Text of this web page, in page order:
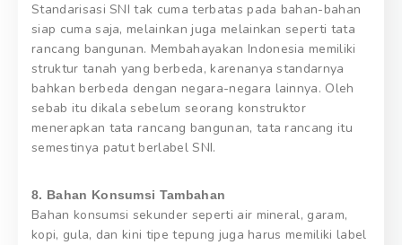
Standarisasi SNI tak cuma terbatas pada bahan-bahan
siap cuma saja, melainkan juga melainkan seperti tata
rancang bangunan. Membahayakan Indonesia memiliki
struktur tanah yang berbeda, karenanya standarnya
bahkan berbeda dengan negara-negara lainnya. Oleh
sebab itu dikala sebelum seorang konstruktor
menerapkan tata rancang bangunan, tata rancang itu
semestinya patut berlabel SNI.
8. Bahan Konsumsi Tambahan
Bahan konsumsi sekunder seperti air mineral, garam,
kopi, gula, dan kini tipe tepung juga harus memiliki label